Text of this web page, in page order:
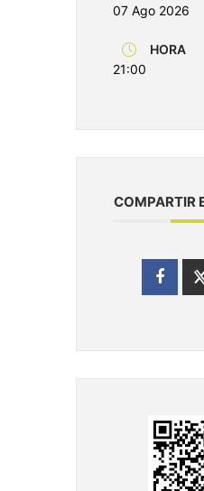
07 Ago 2026
HORA
21:00
COMPARTIR